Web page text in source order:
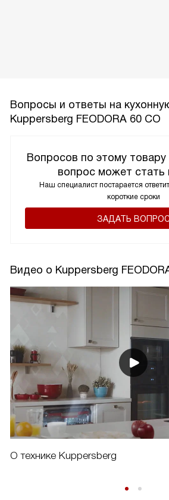
Вопросы и ответы на
Kuppersberg FEODORA 60 CO
Вопросов по этому
вопрос может стать
Наш специалист постарается
короткие сроки
ЗАДАТЬ
Видео о Kuppersberg
О технике Kuppersberg